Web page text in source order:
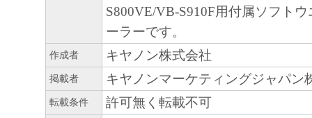
お客様は、上記1に基づいて「許
を使用するためのバックアップと
の「許諾ソフトウェア」が記録さ
「メディア」といいます。）を1部
します。
お客様は、本ソフトウェアを複製
S800VE/VB-S910F用付属ソフト
ーラーです。
作成者 キヤノン株式会社
掲載者 キヤノンマーケティングジャパン
転載条件 許可無く転載不可